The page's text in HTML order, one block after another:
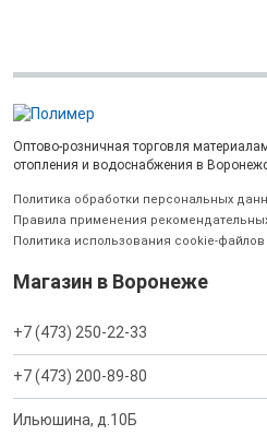
Оптово-розничная торговля
отопления и водоснабжения в
Политика обработки персональных
Правила применения
Политика использования cookie-файлов
Магазин в Воронеже
+7 (473) 250-22-33
+7 (473) 200-89-80
Ильюшина, д.10Б